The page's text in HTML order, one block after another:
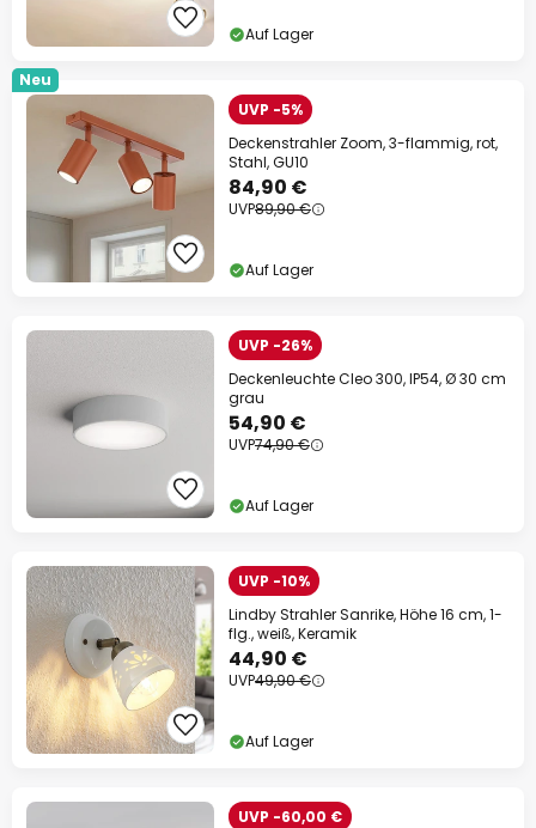
Auf Lager
Neu
UVP -5%
Deckenstrahler Zoom, 3-flammig, rot,
Stahl, GU10
84,90 €
UVP89,90 €
Auf Lager
UVP -26%
Deckenleuchte Cleo 300, IP54, Ø 30 cm
grau
54,90 €
UVP74,90 €
Auf Lager
UVP -10%
Lindby Strahler Sanrike, Höhe 16 cm, 1-
flg., weiß, Keramik
44,90 €
UVP49,90 €
Auf Lager
UVP -60,00 €